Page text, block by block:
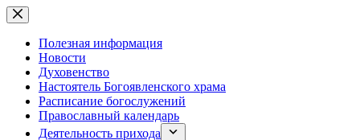
Перейти
к
сути
Полезная информация
Новости
Духовенство
Настоятель Богоявленского храма
Расписание богослужений
Православный календарь
Деятельность прихода